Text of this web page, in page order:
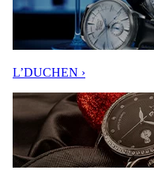
L’DUCHEN ›